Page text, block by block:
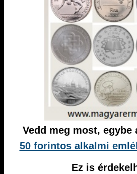
Vedd meg most, egybe
50 forintos alkalmi
Ez is